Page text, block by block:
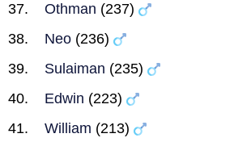
Othman (237)
Neo (236)
Sulaiman (235)
Edwin (223)
William (213)